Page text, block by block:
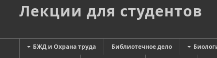
Лекции для студентов
БЖД и Охрана труда Библиотечное дело